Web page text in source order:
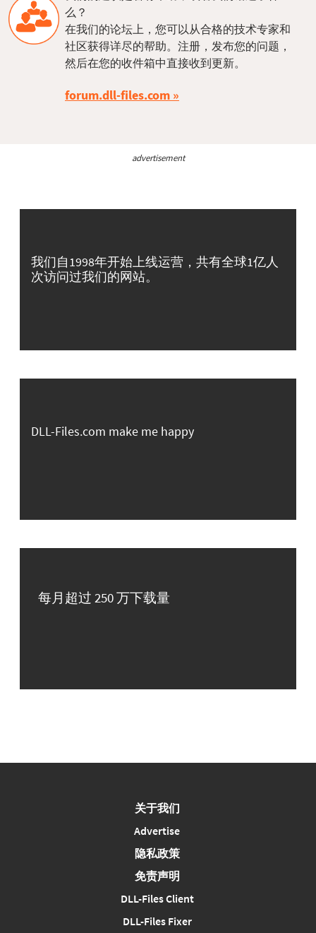
么？
在我们的论坛上，您可以从合格的技术专家和
社区获得详尽的帮助。注册，发布您的问题，
然后在您的收件箱中直接收到更新。
forum.dll-files.com
advertisement
我们自1998年开始上线运营，共有全球1亿人
次访问过我们的网站。
DLL-Files.com make me happy
每月超过 250 万下载量
关于我们
Advertise
隐私政策
免责声明
DLL-Files Client
DLL-Files Fixer